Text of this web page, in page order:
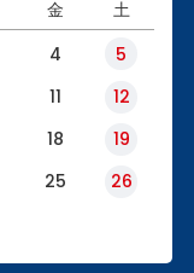
金 土
4
5
11
12
18
19
25
26